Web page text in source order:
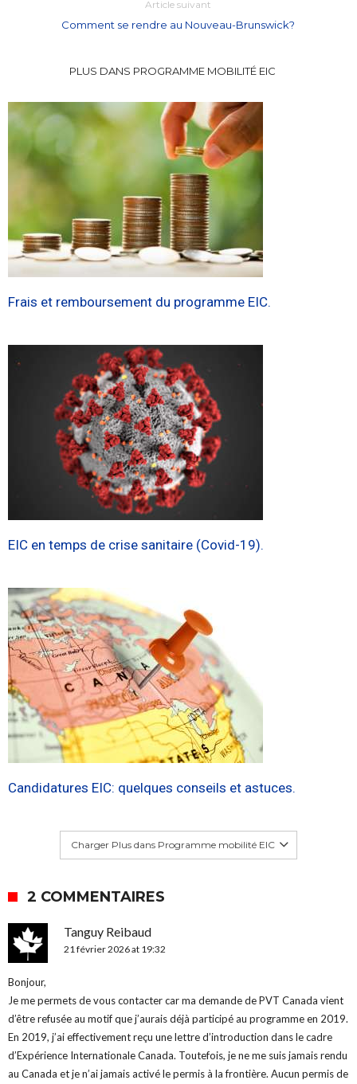
Article suivant
Comment se rendre au Nouveau-Brunswick?
PLUS DANS PROGRAMME MOBILITÉ EIC
Frais et remboursement du programme EIC.
EIC en temps de crise sanitaire (Covid-19).
Candidatures EIC: quelques conseils et astuces.
Charger Plus dans Programme mobilité EIC
2 COMMENTAIRES
Tanguy Reibaud
21 février 2026 at 19:32
Bonjour,
Je me permets de vous contacter car ma demande de PVT Canada vient
d’être refusée au motif que j’aurais déjà participé au programme en 2019.
En 2019, j’ai effectivement reçu une lettre d’introduction dans le cadre
d’Expérience Internationale Canada. Toutefois, je ne me suis jamais rendu
au Canada et je n’ai jamais activé le permis à la frontière. Aucun permis de